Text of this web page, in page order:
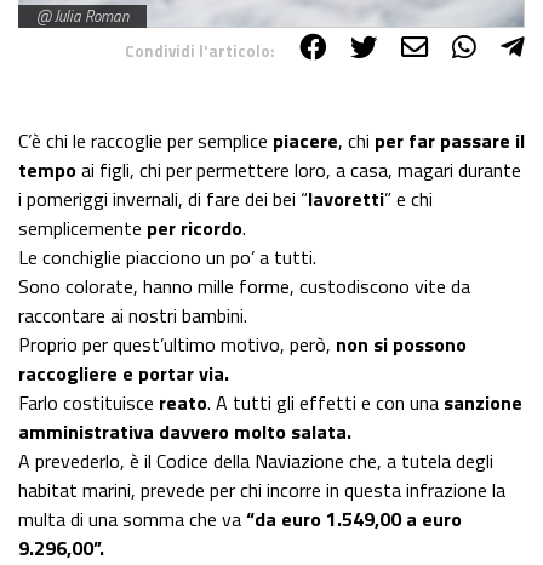
@ Julia Roman
Condividi l'articolo:
C’è chi le raccoglie per semplice piacere, chi per far passare il
tempoai figli, chi per permettere loro, a casa, magari durante
i pomeriggi invernali, di fare dei bei “lavoretti” e chi
semplicemente per ricordo.
Le conchiglie piacciono un po’ a tutti.
Sono colorate, hanno mille forme, custodiscono vite da
raccontare ai nostri bambini.
Proprio per quest’ultimo motivo, però, non si possono
raccogliere e portar via.
Farlo costituisce reato. A tutti gli effetti e con una sanzione
amministrativa davvero molto salata.
A prevederlo, è il Codice della Naviazione che, a tutela degli
habitat marini, prevede per chi incorre in questa infrazione la
multa di una somma che va“da euro 1.549,00 a euro
9.296,00”.